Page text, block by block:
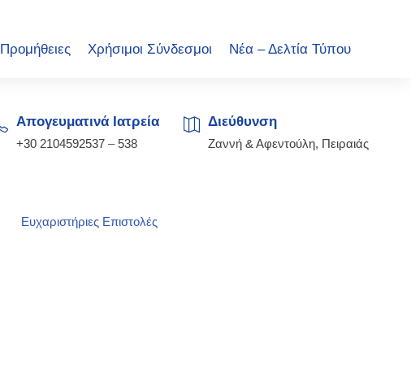
Προμήθειες Χρήσιμοι Σύνδεσμοι Νέα – Δελτία Τύπου
Απογευματινά Ιατρεία
+30 2104592537 –538
Διεύθυνση
Ζαννή & Αφεντούλη, Πειραιάς
Ευχαριστήριες Επιστολές